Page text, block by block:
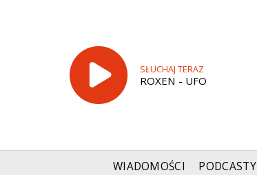
SŁUCHAJ TERAZ
ROXEN - UFO
WIADOMOŚCI PODCASTY